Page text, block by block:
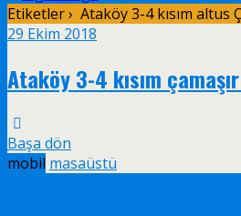
Etiketler › Ataköy 3-4 kısım altus
29 Ekim 2018
Ataköy 3-4 kısım
Başa dön
mobil masaüstü